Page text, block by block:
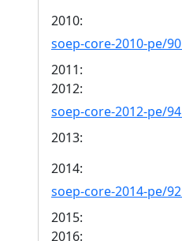
2010:
soep-core-2010-pe/90
2011:
2012:
soep-core-2012-pe/94
2013:
2014:
soep-core-2014-pe/92
2015:
2016: